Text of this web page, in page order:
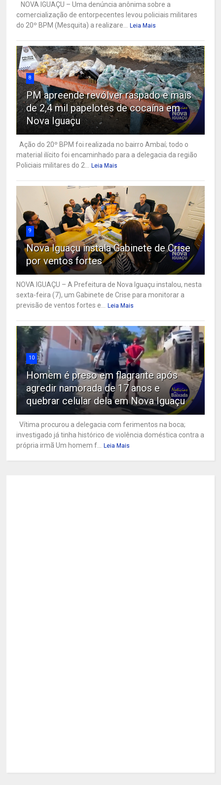
NOVA IGUAÇU – Uma denúncia anônima sobre a
comercialização de entorpecentes levou policiais militares
do 20º BPM (Mesquita) a realizare... Leia Mais
8
PM apreende revólver raspado e mais
de 2,4 mil papelotes de cocaína em
Nova Iguaçu
Ação do 20º BPM foi realizada no bairro Ambaí; todo o
material ilícito foi encaminhado para a delegacia da região
Policiais militares do 2... Leia Mais
9
Nova Iguaçu instala Gabinete de Crise
por ventos fortes
NOVA IGUAÇU – A Prefeitura de Nova Iguaçu instalou, nesta
sexta-feira (7), um Gabinete de Crise para monitorar a
previsão de ventos fortes e... Leia Mais
10
Homem é preso em flagrante após
agredir namorada de 17 anos e
quebrar celular dela em Nova Iguaçu
Vítima procurou a delegacia com ferimentos na boca;
investigado já tinha histórico de violência doméstica contra a
própria irmã Um homem f... Leia Mais